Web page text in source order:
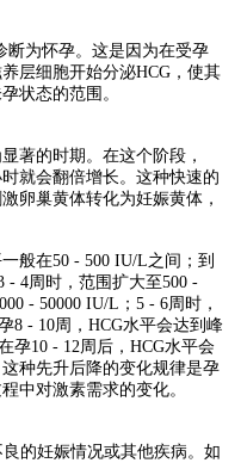
断为怀孕。这是因为在受孕
层细胞开始分泌HCG，使其
状态的范围。
著的时期。在这个阶段，
就会翻倍增长。这种快速的
卵巢黄体转化为妊娠黄体，
般在50 - 500 IU/L之间；到
- 4周时，范围扩大至500 -
- 50000 IU/L；5 - 6周时，
8 - 10周，HCG水平会达到峰
孕10 - 12周后，HCG水平会
种先升后降的变化规律是孕
中对激素需求的变化。
的妊娠情况或其他疾病。如